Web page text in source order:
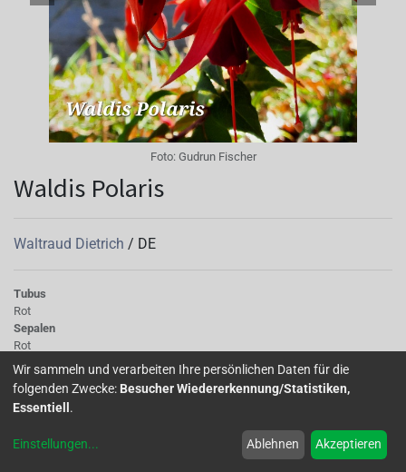
Foto: Gudrun Fischer
Waldis Polaris
Waltraud Dietrich / DE
Tubus
Rot
Sepalen
Rot
Korolle/Petalen
Rot
Knospe/Blüte
Blüte einfach, mittelgross
stehend
Wir sammeln und verarbeiten Ihre persönlichen Daten für die
folgenden Zwecke: Besucher Wiedererkennung/Statistiken,
Essentiell .
Einstellungen... Ablehnen Akzeptieren